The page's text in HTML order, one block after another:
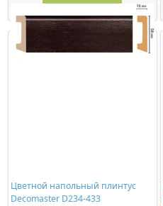
Купить
Цветной напольный плинтус
Decomaster D234-433